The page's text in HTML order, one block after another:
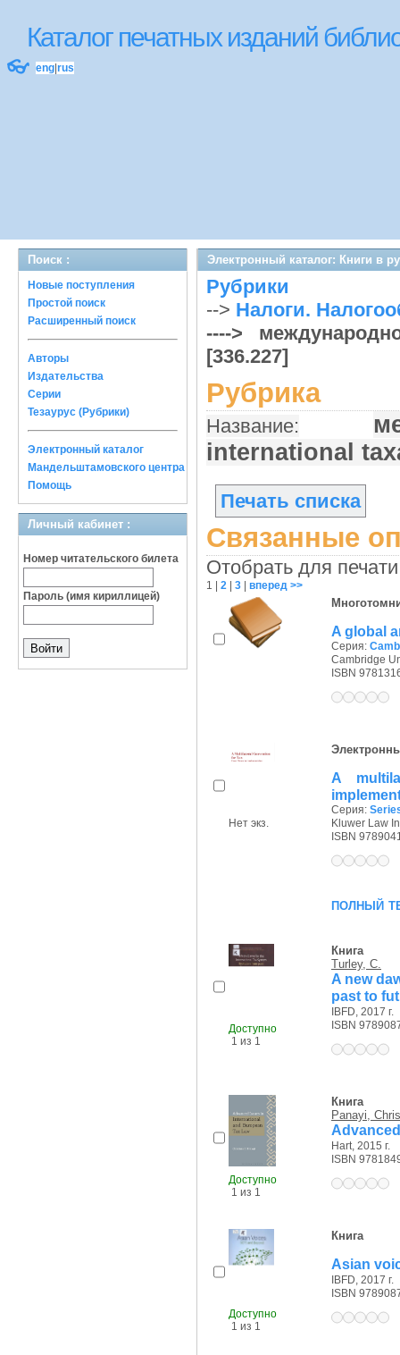
Каталог печатных изданий
👓 eng rus
Поиск :
Новые поступления
Простой поиск
Расширенный поиск
Авторы
Издательства
Серии
Тезаурус (Рубрики)
Электронный каталог
Мандельштамовского центра
Помощь
Личный кабинет :
Номер читательского билета
Пароль (имя кириллицей)
Электронный каталог: Книги в
Рубрики
--> Налоги.
---->
[336.227]
Рубрика
Название:
international
Печать списка
Связанные
Отобрать для
1 2 3 вперед >>
A global
Серия:
Cambridge
ISBN
Нет экз.
A
Серия:
Kluwer Law
ISBN
полный
Доступно
1 из 1
Книга
Turley, C.
A new
past to
IBFD, 2017 г.
ISBN
Доступно
1 из 1
Книга
Panayi,
Hart, 2015 г.
ISBN
Доступно
1 из 1
Книга
Asian
IBFD, 2017 г.
ISBN